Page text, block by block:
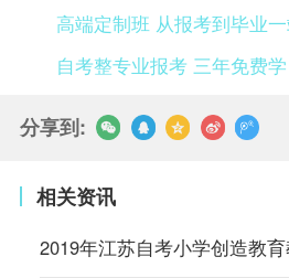
高端定制班 从报考到毕业
自考整专业报考 三年免费学
分享到:
相关资讯
2019年江苏自考小学创造教